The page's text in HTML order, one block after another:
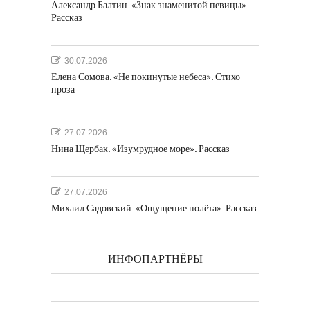
Александр Балтин. «Знак знаменитой певицы».
Рассказ
30.07.2026
Елена Сомова. «Не покинутые небеса». Стихо-
проза
27.07.2026
Нина Щербак. «Изумрудное море». Рассказ
27.07.2026
Михаил Садовский. «Ощущение полёта». Рассказ
ИНФОПАРТНЁРЫ